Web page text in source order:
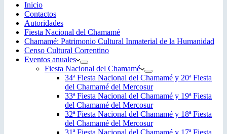
Inicio
Contactos
Autoridades
Fiesta Nacional del Chamamé
Chamamé: Patrimonio Cultural Inmaterial de la Humanidad
Censo Cultural Correntino
Eventos anuales
Fiesta Nacional del Chamamé
34ª Fiesta Nacional del Chamamé y 20ª Fiesta
del Chamamé del Mercosur
33ª Fiesta Nacional del Chamamé y 19ª Fiesta
del Chamamé del Mercosur
32ª Fiesta Nacional del Chamamé y 18ª Fiesta
del Chamamé del Mercosur
31ª Fiesta Nacional del Chamamé y 17ª Fiesta